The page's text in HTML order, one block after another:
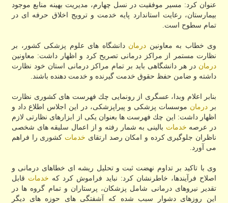
عنوان كرد: مسیر موفقیت در نسل چهارم، مدیریت بهینه منابع موجود
بیمارستان، رعایت استاندارد پایه خدمت و ترویج اخلاق حرفه ای در
تمام سطوح است.
وی خطاب به معاونین درمان دانشگاه های علوم پزشكی كشور، بر
نظارت مستمر از مراكز درمانی تصریح كرد و اظهار داشت: معاونین
درمان در هر دانشگاهی باید بر تمام مراكز درمانی استان خود نظارت
داشته و ضامن حفظ حقوق خدمت گیرنده و خدمت دهنده باشند.
بنابر اعلام وبدا، عسگری از رونمایی چك فهرست های كشوری نظارت
بر درمان موسسات پزشكی و پیراپزشكی، در این اجلاس اطلاع داد و
اظهار داشت: این چك فهرست ها بعنوان یكی از ابزارهای نظارتی لازم
در عرصه خدمات بالینی به شمار رفته و از اعمال سلیقه های شخصی
ناظران جلوگیری كرده و امكان رصد ارتقای خدمات كشوری را فراهم
می آورد.
وی با تاكید بر تداوم نهضت ثبت و تحلیل ریشه ای خطاهای درمانی و
اصلاح فرآیندها، خاطرنشان كرد: نباید فراموش كرد كه خدمات قابل
تقدیر نیروهای درمانی شامل پزشكان، پرستاران و تمام گروه ها در
این روزهای دشوار سبب شده كه آشفتگی های حوزه های دیگر